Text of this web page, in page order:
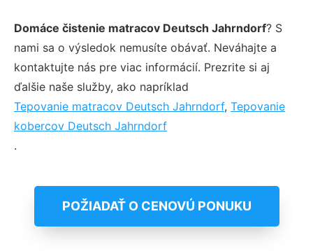
Domáce čistenie matracov Deutsch Jahrndorf? S
nami sa o výsledok nemusíte obávať. Neváhajte a
kontaktujte nás pre viac informácií. Prezrite si aj
ďalšie naše služby, ako napríklad
Tepovanie matracov Deutsch Jahrndorf, Tepovanie
kobercov Deutsch Jahrndorf
.
POŽIADAŤ O CENOVÚ PONUKU